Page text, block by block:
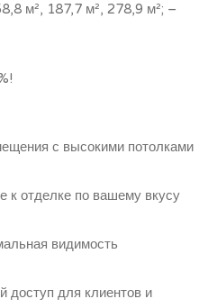
м², 187,7 м², 278,9 м²; –
с высокими потолками
к отделке по вашему вкусу
видимость
для клиентов и